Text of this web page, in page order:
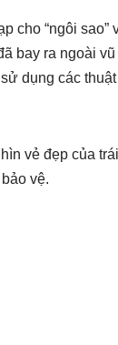
“ngôi sao”
bay ra ngoài
dụng các
vẻ đẹp của
vệ.